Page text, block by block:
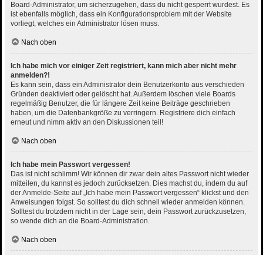
Board-Administrator, um sicherzugehen, dass du nicht gesperrt wurdest. Es
ist ebenfalls möglich, dass ein Konfigurationsproblem mit der Website
vorliegt, welches ein Administrator lösen muss.
Nach oben
Ich habe mich vor einiger Zeit registriert, kann mich aber nicht mehr
anmelden?!
Es kann sein, dass ein Administrator dein Benutzerkonto aus verschieden
Gründen deaktiviert oder gelöscht hat. Außerdem löschen viele Boards
regelmäßig Benutzer, die für längere Zeit keine Beiträge geschrieben
haben, um die Datenbankgröße zu verringern. Registriere dich einfach
erneut und nimm aktiv an den Diskussionen teil!
Nach oben
Ich habe mein Passwort vergessen!
Das ist nicht schlimm! Wir können dir zwar dein altes Passwort nicht wieder
mitteilen, du kannst es jedoch zurücksetzen. Dies machst du, indem du auf
der Anmelde-Seite auf „Ich habe mein Passwort vergessen“ klickst und den
Anweisungen folgst. So solltest du dich schnell wieder anmelden können.
Solltest du trotzdem nicht in der Lage sein, dein Passwort zurückzusetzen,
so wende dich an die Board-Administration.
Nach oben